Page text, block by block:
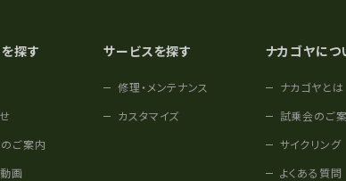
探す
ご案内
画
サービスを探す
修理・メンテナンス
カスタマイズ
ナカゴヤにつ
ナカゴヤとは
試乗会のご
サイクリング
よくある質問